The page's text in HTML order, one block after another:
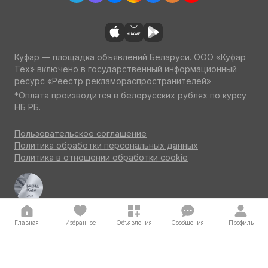
Куфар — площадка объявлений Беларуси. ООО «Куфар
Тех» включено в государственный информационный
ресурс «Реестр рекламораспространителей»
*Оплата производится в белорусских рублях по курсу
НБ РБ.
Пользовательское соглашение
Политика обработки персональных данных
Политика в отношении обработки cookie
Куфар Авто — одна из ведущих площадок об авто
по итогам потребительского голосования на конкурсе
«Бренд года» 2023
Главная Избранное Объявления Сообщения Профиль